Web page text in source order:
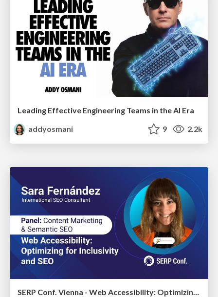
Leading Effective Engineering Teams in the AI Era
addyosmani
9 2.2k
SERP Conf. Vienna - Web Accessibility: Optimizing for Inclusivity and SEO